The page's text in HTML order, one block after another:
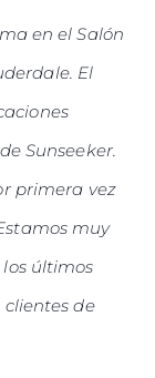
en el Salón
El
Sunseeker.
primera vez
muy
últimos
clientes de